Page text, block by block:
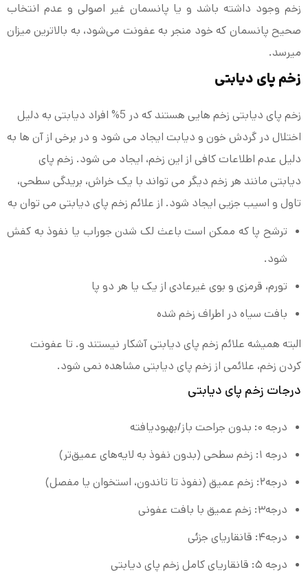
زخم وجود داشته باشد و یا پانسمان غیر اصولی و عدم انتخاب
صحیح پانسمان که خود منجر به عفونت می‌شود، به بالاترین میزان
میرسد.
زخم پای دیابتی
زخم‌ پای دیابتی زخم هایی هستند که در 5% افراد دیابتی به دلیل
اختلال در گردش خون و دیابت ایجاد می شود و در برخی از آن ها به
دلیل عدم اطلاعات کافی از این زخم، ایجاد می شود. زخم پای
دیابتی مانند هر زخم دیگر می تواند با یک خراش، بریدگی سطحی،
تاول و اسیب جزیی ایجاد شود. از علائم زخم پای دیابتی می توان به
ترشح پا که ممکن است باعث لک شدن جوراب یا نفوذ به کفش
شود.
تورم، قرمزی و بوی غیرعادی از یک یا هر دو پا
بافت سیاه در اطراف زخم شده
البته همیشه علائم زخم پای دیابتی آشکار نیستند و. تا عفونت
کردن زخم، علائمی از زخم پای دیابتی مشاهده نمی شود.
درجات زخم پای دیابتی
درجه ۰: بدون جراحت باز/بهبودیافته
درجه ۱: زخم سطحی (بدون نفوذ به لایه‌های عمیق‌تر)
درجه۲: زخم عمیق (نفوذ تا تاندون، استخوان یا مفصل)
درجه۳: زخم عمیق با بافت عفونی
درجه۴: قانقاریای جزئی
درجه ۵: قانقاریای کامل زخم پای دیابتی